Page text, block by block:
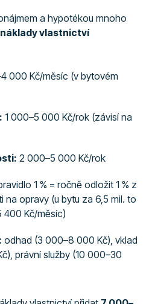
a hypotékou mnoho
vlastnictví
000 Kč/měsíc (v bytovém
1 000–5 000 Kč/rok (závisí na
2 000–5 000 Kč/rok
1 % = ročně odložit 1 % z
opravy (u bytu za 6,5 mil. to
400 Kč/měsíc)
odhad (3 000–8 000 Kč), vklad
právní služby (10 000–30